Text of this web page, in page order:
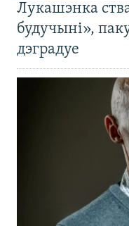
Лукашэнка
будучыні»,
дэградуе